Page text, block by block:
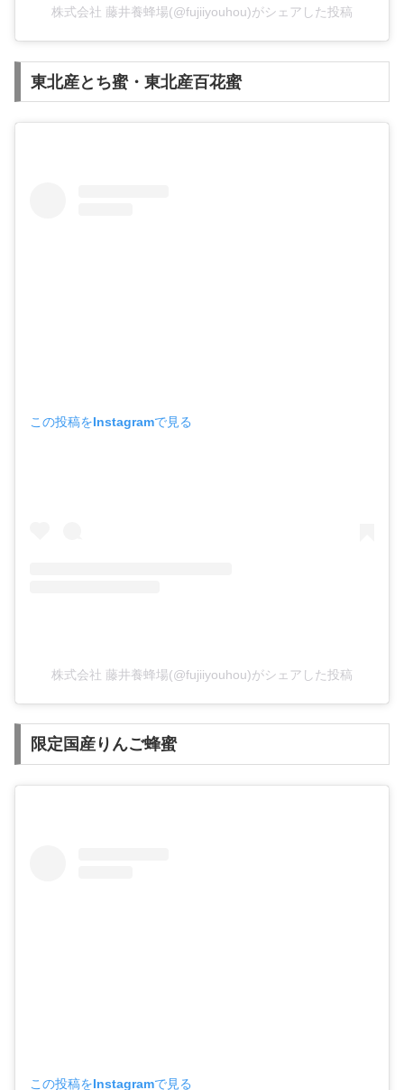
株式会社 藤井養蜂場(@fujiiyouhou)がシェアした投稿
東北産とち蜜・東北産百花蜜
この投稿をInstagramで見る
株式会社 藤井養蜂場(@fujiiyouhou)がシェアした投稿
限定国産りんご蜂蜜
この投稿をInstagramで見る